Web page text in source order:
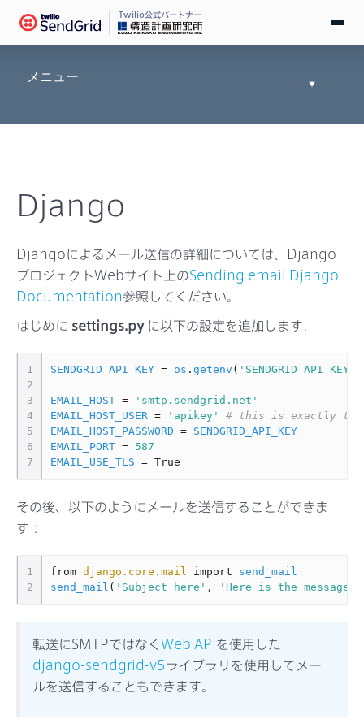
Twilio公式パートナー
料金
導入事例
お役立ち情報
ドキュメント
サポート
メニュー
Toggle
Django
Djangoによるメール送信の詳細については、Django
プロジェクトWebサイト上のSending email Django
Documentation参照してください。
はじめに settings.pyに以下の設定を追加します:
1
2
3
4
5
6
7
SENDGRID_API_KEY = os .getenv ( 'SENDGRID_API_KEY'
EMAIL_HOST =
'smtp.sendgrid.net'
EMAIL_HOST_USER = 'apikey'
# this is exactly
EMAIL_HOST_PASSWORD
= SENDGRID_API_KEY
EMAIL_PORT = 587
EMAIL_USE_TLS
= True
その後、以下のようにメールを送信することができま
す：
1
2
from django.core.mail import
send_mail
send_mail ( 'Subject here' , 'Here is the message.'
転送にSMTPではなくWeb APIを使用した
django-sendgrid-v5ライブラリを使用してメー
ルを送信することもできます。